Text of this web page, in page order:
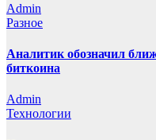
Admin
Разное
Аналитик обозначил
биткоина
Admin
Технологии